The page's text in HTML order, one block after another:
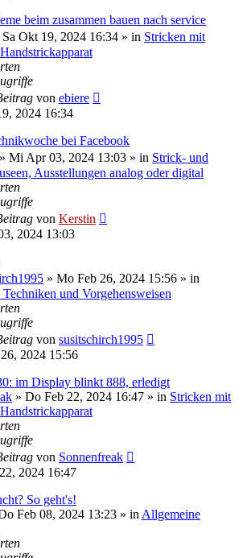
beim zusammen bauen nach service
Sa Okt 19, 2024 16:34 » in Stricken mit
von ebiere
2024 16:34
bei Facebook
» Mi Apr 03, 2024 13:03 » in Strick- und
Ausstellungen analog oder digital
von Kerstin
2024 13:03
» Mo Feb 26, 2024 15:56 » in
und Vorgehensweisen
von susitschirch1995
2024 15:56
im Display blinkt 888, erledigt
» Do Feb 22, 2024 16:47 » in Stricken mit
von Sonnenfreak
2024 16:47
So geht's!
Feb 08, 2024 13:23 » in Allgemeine